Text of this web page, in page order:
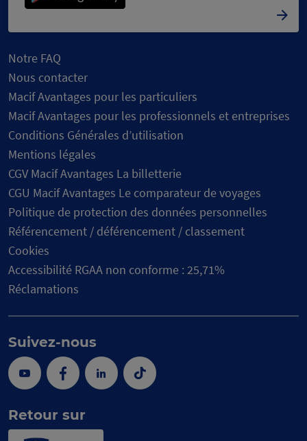
Notre FAQ
Nous contacter
Macif Avantages pour les particuliers
Macif Avantages pour les professionnels et entreprises
Conditions Générales d’utilisation
Mentions légales
CGV Macif Avantages La billetterie
CGU Macif Avantages Le comparateur de voyages
Politique de protection des données personnelles
Référencement / déférencement / classement
Cookies
Accessibilité RGAA non conforme : 25,71%
Réclamations
Suivez-nous
YoutubeFacebookLinkedinTik
Tok
Retour sur